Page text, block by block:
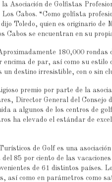
Asociación de Golfistas
Cabos. “Como golfista
Toledo, quien es originario de
Cabos se encuentran en su
180,000
encima de par, así como su
destino irresistible, con o sin
premio por parte de la
Director General del Consejo
a algunos de los centros de
ha elevado el estándar de
de Golf es una
85 por ciento de las
de 61 distintos países.
así como en parámetros como